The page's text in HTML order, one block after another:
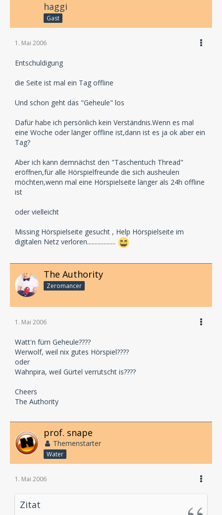
haggi
Gast
1. Mai 2006
Entschuldigung
die Seite ist mal ein Tag offline
Und schon geht das "Geheule" los
Dafür habe ich persönlich kein Verständnis.Wenn es mal
eine Woche oder länger offline ist,dann ist es ja ok aber ein
Tag?
Aber ich kann demnächst den "Taschentuch Thread"
eröffnen,für alle Hörspielfreunde die sich ausheulen
möchten,wenn mal eine Hörspielseite länger als 24h offline
ist
oder vielleicht
Missing Hörspielseite gesucht , Help Hörspielseite im
digitalen Netz verloren...................
The Authority
Zeromancer
1. Mai 2006
Watt'n fürn Geheule????
Werwolf, weil nix gutes Hörspiel????
oder
Wahnpira, weil Gürtel verrutscht is????
Cheers
The Authority
prof. snape
Themenstarter
Water
1. Mai 2006
Zitat